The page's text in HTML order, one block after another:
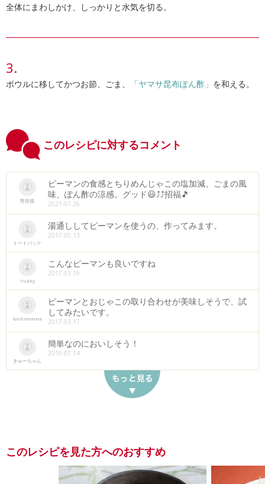
全体にまわしかけ、しっかりと水気を切る。
ボウルに移してかつお節、ごま、 「ヤマサ昆布ぽん酢」 を和える。
このレシピに対するコメント
野良猫
ピーマンの食感とちりめんじゃこの塩加減、ごまの風
味、ぽん酢の涼感。グッド😃⤴⤴招福🎵
2021.07.26
トートバック
湯通ししてピーマンを使うの、作ってみます。
2017.05.13
Yukky
こんなピーマンも良いですね
2017.03.19
toshimama
ピーマンとおじゃこの取り合わせが美味しそうで、試
してみたいです。
2017.03.17
きゅーちゃん
簡単なのにおいしそう！
2016.07.14
このレシピを見た方へのおすすめ